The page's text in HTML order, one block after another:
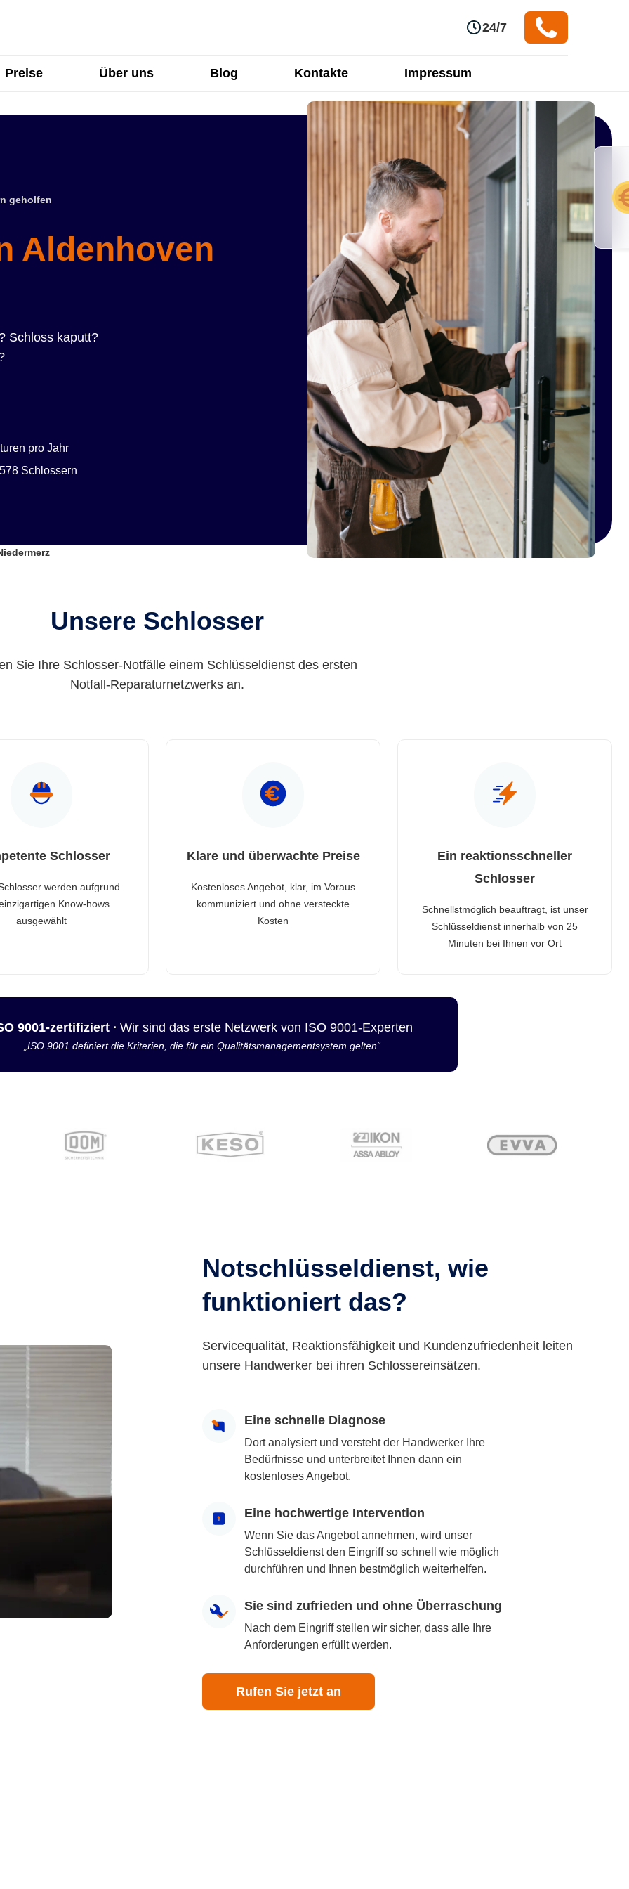
24/7
Preise Über uns Blog Kontakte Impressum
geholfen
Aldenhoven
Schloss kaputt?
pro Jahr
Schlossern
Unsere Schlosser
Sie Ihre Schlosser-Notfälle einem Schlüsseldienst des ersten
Notfall-Reparaturnetzwerks an.
Schlosser
werden aufgrund
Know-hows
ausgewählt
Klare und überwachte Preise
Kostenloses Angebot, klar, im Voraus
kommuniziert und ohne versteckte
Kosten
Ein reaktionsschneller
Schlosser
Schnellstmöglich beauftragt, ist unser
Schlüsseldienst innerhalb von 25
Minuten bei Ihnen vor Ort
9001-zertifiziert · Wir sind das erste Netzwerk von ISO 9001-Experten
„ISO 9001 definiert die Kriterien, die für ein Qualitätsmanagementsystem gelten“
Notschlüsseldienst, wie
funktioniert das?
Servicequalität, Reaktionsfähigkeit und Kundenzufriedenheit leiten
unsere Handwerker bei ihren Schlossereinsätzen.
Eine schnelle Diagnose
Dort analysiert und versteht der Handwerker Ihre
Bedürfnisse und unterbreitet Ihnen dann ein
kostenloses Angebot.
Eine hochwertige Intervention
Wenn Sie das Angebot annehmen, wird unser
Schlüsseldienst den Eingriff so schnell wie möglich
durchführen und Ihnen bestmöglich weiterhelfen.
Sie sind zufrieden und ohne Überraschung
Nach dem Eingriff stellen wir sicher, dass alle Ihre
Anforderungen erfüllt werden.
Rufen Sie jetzt an